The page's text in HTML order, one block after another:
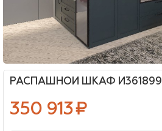
РАСПАШНОЙ ШКАФ И361899
350 913₽